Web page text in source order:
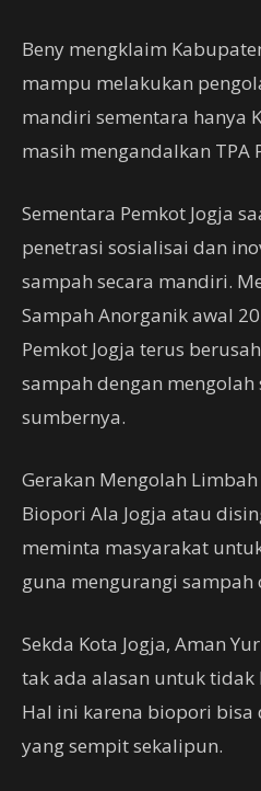
Beny mengklaim
mampu melakukan
mandiri sementara hanya
masih mengandalkan TPA
Sementara Pemkot Jogja
penetrasi sosialisai dan
sampah secara mandiri.
Sampah Anorganik awal
Pemkot Jogja terus
sampah dengan
sumbernya.
Gerakan Mengolah
Biopori Ala Jogja atau
meminta masyarakat
guna mengurangi sampah
Sekda Kota Jogja, Aman
tak ada alasan untuk
Hal ini karena biopori
yang sempit sekalipun.